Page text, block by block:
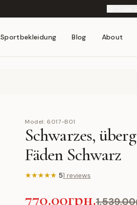
Sportbekleidung Blog About
Model: 6017-B01
Schwarzes,
Fäden Schwarz
★★★★★ 51 reviews
770.00грн.